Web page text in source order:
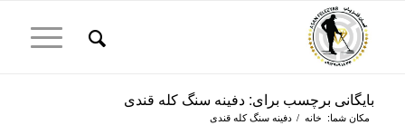
بایگانی برچسب برای: دفینه سنگ کله قندی
مکان شما: خانه / دفینه سنگ کله قندی